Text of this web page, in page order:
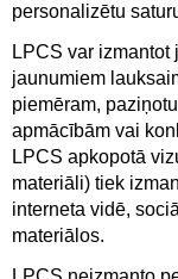
personalizētu
LPCS var
jaunumiem
piemēram,
apmācībām vai
LPCS apkopotā
materiāli) tiek
interneta vidē,
materiālos.